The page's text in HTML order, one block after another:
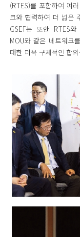
(RTES)를 포함하여 여
크와 협력하여 더 넓은
GSEF는 또한 RTES
MOU와 같은 네트워크
대한 더욱 구체적인 합
이미지 12.jpg